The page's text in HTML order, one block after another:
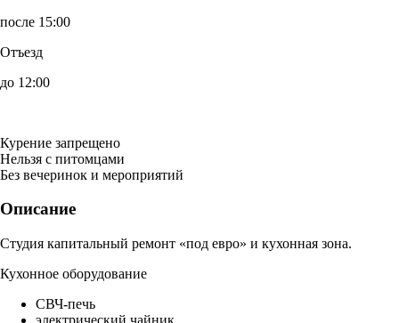
после 15:00
Отъезд
до 12:00
Курение запрещено
Нельзя с питомцами
Без вечеринок и мероприятий
Описание
Студия капитальный ремонт «под евро» и кухонная зона.
Кухонное оборудование
СВЧ-печь
электрический чайник